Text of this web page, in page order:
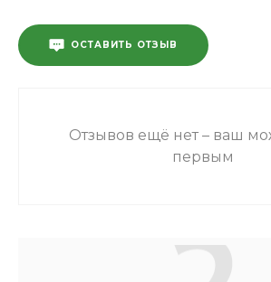
ОСТАВИТЬ ОТЗЫВ
Отзывов ещё нет – ваш
первым